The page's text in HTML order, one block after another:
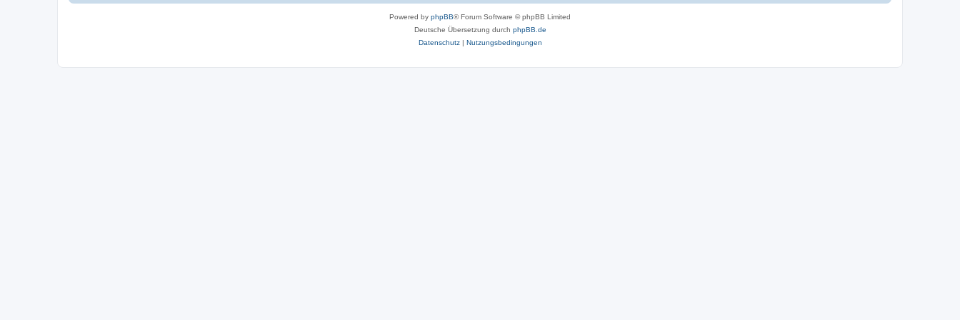
Powered by phpBB® Forum Software © phpBB Limited
Deutsche Übersetzung durch phpBB.de
Datenschutz| Nutzungsbedingungen